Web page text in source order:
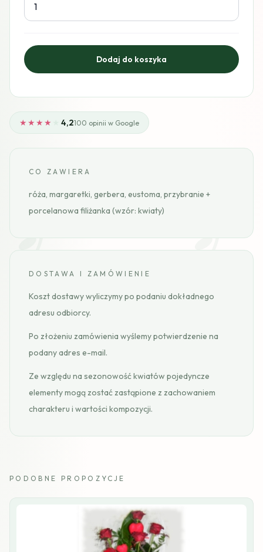
★★★★ 4,2100 opinii w Google
CO ZAWIERA
róża, margaretki, gerbera, eustoma, przybranie +
porcelanowa filiżanka (wzór: kwiaty)
DOSTAWA I ZAMÓWIENIE
Koszt dostawy wyliczymy po podaniu dokładnego
adresu odbiorcy.
Po złożeniu zamówienia wyślemy potwierdzenie na
podany adres e-mail.
Ze względu na sezonowość kwiatów pojedyncze
elementy mogą zostać zastąpione z zachowaniem
charakteru i wartości kompozycji.
PODOBNE PROPOZYCJE